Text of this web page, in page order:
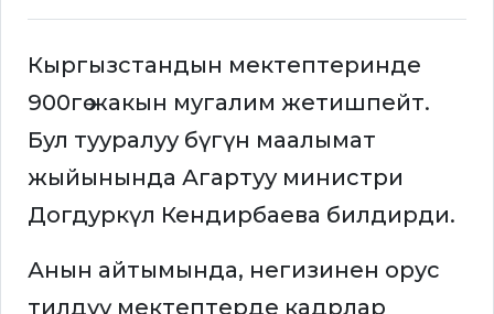
Кыргызстандын мектептеринде
900гө жакын мугалим жетишпейт.
Бул тууралуу бүгүн маалымат
жыйынында Агартуу министри
Догдуркүл Кендирбаева билдирди.
Анын айтымында, негизинен орус
тилдүү мектептерде кадрлар